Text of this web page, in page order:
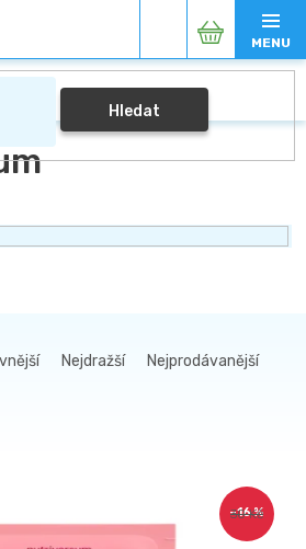
Hledat
Nákupní
košík
Nejdražší Nejprodávanější
30 Kč
–16 %